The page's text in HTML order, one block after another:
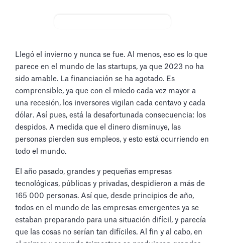
Llegó el invierno y nunca se fue. Al menos, eso es lo que
parece en el mundo de las startups, ya que 2023 no ha
sido amable. La financiación se ha agotado. Es
comprensible, ya que con el miedo cada vez mayor a
una recesión, los inversores vigilan cada centavo y cada
dólar. Así pues, está la desafortunada consecuencia: los
despidos. A medida que el dinero disminuye, las
personas pierden sus empleos, y esto está ocurriendo en
todo el mundo.
El año pasado, grandes y pequeñas empresas
tecnológicas, públicas y privadas, despidieron a más de
165 000 personas. Así que, desde principios de año,
todos en el mundo de las empresas emergentes ya se
estaban preparando para una situación difícil, y parecía
que las cosas no serían tan difíciles. Al fin y al cabo, en